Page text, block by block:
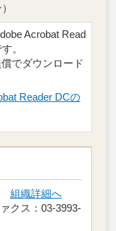
Acrobat Read
。
でダウンロード
Reader DCの
組織詳細へ
クス：03-3993-